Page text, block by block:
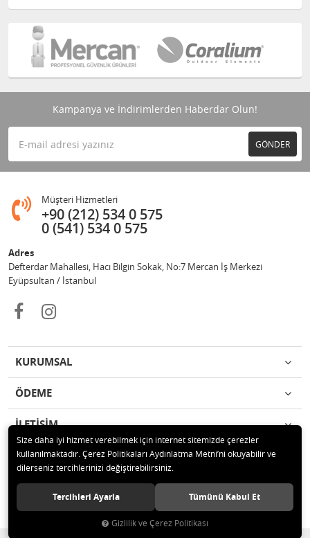
Kampanya ve İndirimlerden Haberdar Olun!
GÖNDER
Müşteri Hizmetleri
+90 (212) 534 0 575
0 (541) 534 0 575
Adres
Defterdar Mahallesi, Hacı Bilgin Sokak, No:7 Mercan İş Merkezi
Eyüpsultan / İstanbul
KURUMSAL
ÖDEME
İLETİŞİM
© 2018 MERCAN PROFESYONEL GÜVENLİK ÜRÜNLERİ Tüm hakları
saklıdır.
Size daha iyi hizmet verebilmek için internet sitemizde çerezler
kullanılmaktadır. Çerez Politikaları Aydınlatma Metni’ni okuyabilir ve
dilerseniz tercihlerinizi değiştirebilirsiniz.
Tercihleri Ayarla Tümünü Kabul Et
Gizlilik ve Çerez Politikası